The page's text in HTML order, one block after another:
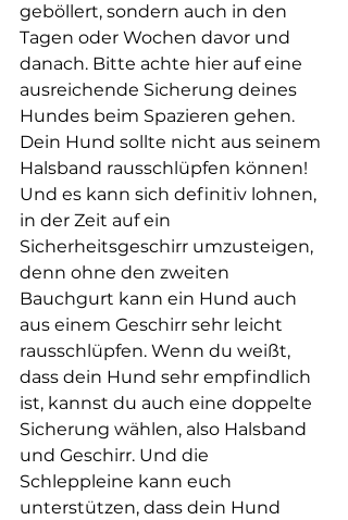
geböllert, sondern auch in den
Tagen oder Wochen davor und
danach. Bitte achte hier auf eine
ausreichende Sicherung deines
Hundes beim Spazieren gehen.
Dein Hund sollte nicht aus seinem
Halsband rausschlüpfen können!
Und es kann sich definitiv lohnen,
in der Zeit auf ein
Sicherheitsgeschirr umzusteigen,
denn ohne den zweiten
Bauchgurt kann ein Hund auch
aus einem Geschirr sehr leicht
rausschlüpfen. Wenn du weißt,
dass dein Hund sehr empfindlich
ist, kannst du auch eine doppelte
Sicherung wählen, also Halsband
und Geschirr. Und die
Schleppleine kann euch
unterstützen, dass dein Hund